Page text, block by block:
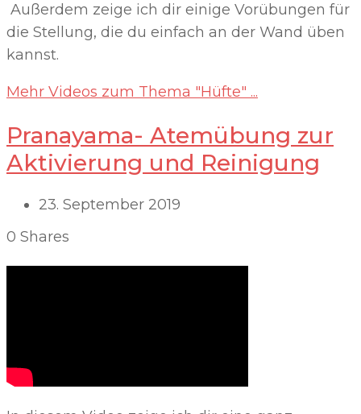
Außerdem zeige ich dir einige Vorübungen für
die Stellung, die du einfach an der Wand üben
kannst.
Mehr Videos zum Thema "Hüfte" ...
Pranayama- Atemübung zur
Aktivierung und Reinigung
23. September 2019
0 Shares